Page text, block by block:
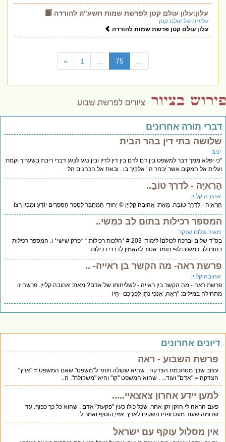
עלון:עלון עולם קטן לפרשת שמות תשע"ה להורדה
עלונים של עולם קטן
עלון עולם קטן פרשת שמות להורדה
» 1 75
(current)
דברי תורה אחרונים
שלושה בתי דין בהר הבית
יניב
"כי יפלא ממך דבר למשפט בין דם לדם בין דין לדין ובין נגע לנגע דברי ריבת בשעריך וקמת
ועלית אל המקום אשר יבחר ה ' אלקיך בו . ובאת אל הכהנים הל
הָרְאִיָּה - לְדֶרֶךְ טוֹבָ..
אהובה קליין
הָרְאִיָּה - לְדֶרֶךְ טוֹבָה. מֵאֵת: אֲהוּבָה קְלַייְן © יְהוּדִי הַמְּחֻבָּר לְסֵפֶר הַסְּפָרִים יוֹדֵעַ וּמֵבִין רְצוֹ
המספר רכילות בתום לב כמֵשִׂי..
מאיר שלום שנקר
בס"ד שלום וברכה לכולם! לימוד: 203 # *הלכות רכילות:* *פרק שישי* ו. המספר רכילות
בתום לב כמֵשִׂיחַ לפי תומו. אסור להאמין לדברי רכילות
פרשת ראה- מה הקשר בן ראייה- ..
אהובה קליין
פרשת ראה - מה הקשר בין ראייה - לשליחותו של אדם? מאת: אהובה קליין. פרשה זו
מתחילה במילים: "רְאֵה, אָנֹכִי נֹתֵן לִפְנֵיכֶם--הַיּוֹ
דיונים אחרונים
פרשת השבוע - ראה
עצוב שכך מסתכמת הצדקה : שהיא שקולה ויותר ל"משפט" שאם המשפט = "ארץ"
הצדקה = "אדם" ועוד... . שהוא המשפט "קו" והיא "משקולת". ה..
למען יידע אחרון צאצאיי.....
פעם הראה לי הזקן זקן אחר, שכל כולו כעין "פקעת" אדם . שהוא כל כך כפוף. עד
שדומה שעוד מעט ופניו נושקים לארץ. אזיי,הוסיף ואמר ל..
אין מסלול עוקף עם ישראל